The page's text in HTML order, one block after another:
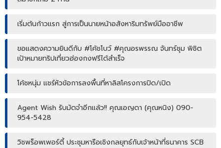
เริ่มต้นก้าวแรก สู่การเป็นนายหน้าอสังหาริมทรัพย์มืออาชีพ
ขอแสดงความยินดีกับ #โค้ชโบว์ #คุณอรพรรณ จันทร์ชุม พิชิต
เป้าหมายทริปเที่ยวฮ่องกงฟรีได้สำเร็จ
โค้ชหนุ่ม แชร์หัวข้อการลงพื้นที่หาลิสโครงการปิด/เปิด
Agent Wish รับมัดจำอีกแล้ว!! คุณเอญดา (คุณหนิง) 090-
954-5428
วิชพร็อพเพอร์ตี้ ประชุมหารือเชิงกลยุทธ์กับเจ้าหน้าที่ธนาคาร SCB